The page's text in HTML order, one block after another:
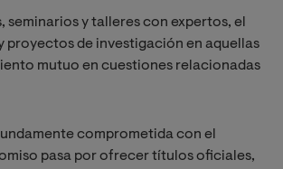
y talleres con expertos, el
proyectos de investigación en aquellas
mutuo en cuestiones relacionadas
comprometida con el
pasa por ofrecer títulos oficiales,